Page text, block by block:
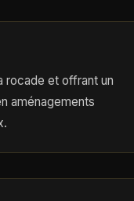
rocade et offrant un
aménagements